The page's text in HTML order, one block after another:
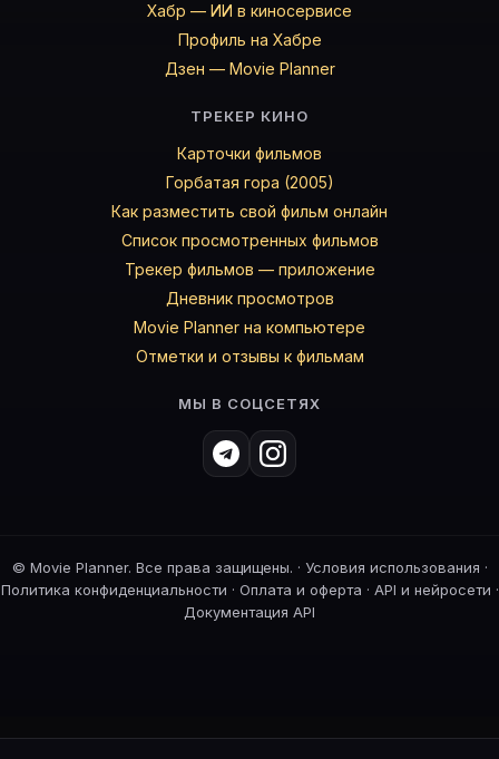
Хабр — ИИ в киносервисе
Профиль на Хабре
Дзен — Movie Planner
ТРЕКЕР КИНО
Карточки фильмов
Горбатая гора (2005)
Как разместить свой фильм онлайн
Список просмотренных фильмов
Трекер фильмов — приложение
Дневник просмотров
Movie Planner на компьютере
Отметки и отзывы к фильмам
МЫ В СОЦСЕТЯХ
© Movie Planner. Все права защищены. · Условия использования ·
Политика конфиденциальности · Оплата и оферта · API и нейросети ·
Документация API